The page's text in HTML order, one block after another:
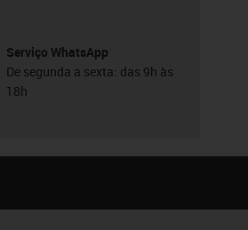
Serviço WhatsApp
De segunda a sexta: das 9h às
18h